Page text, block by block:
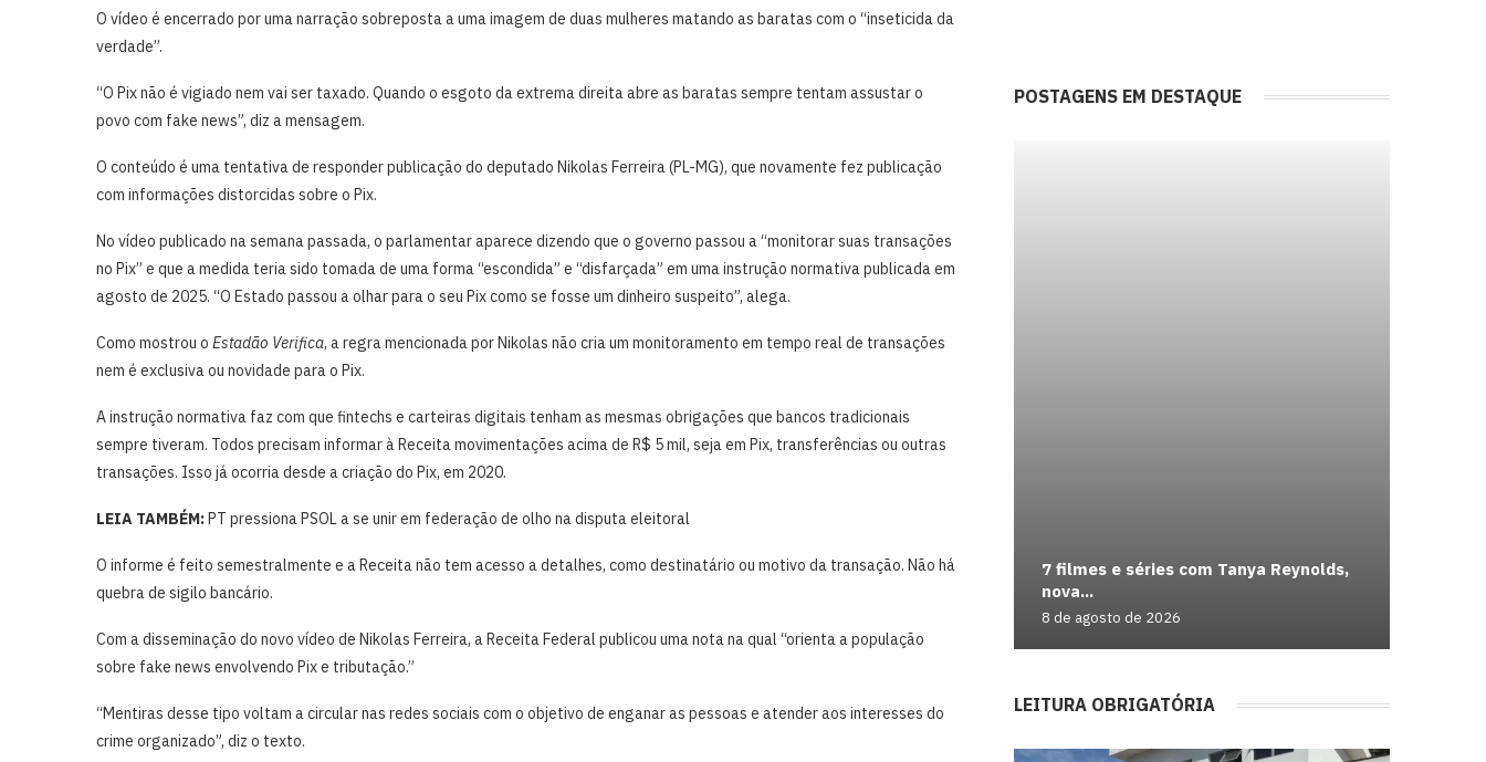
O vídeo é encerrado por uma narração sobreposta a uma imagem de duas mulheres matando as baratas com o “inseticida da
verdade”.
“O Pix não é vigiado nem vai ser taxado. Quando o esgoto da extrema direita abre as baratas sempre tentam assustar o
povo com fake news”, diz a mensagem.
O conteúdo é uma tentativa de responder publicação do deputado Nikolas Ferreira (PL-MG), que novamente fez publicação
com informações distorcidas sobre o Pix.
No vídeo publicado na semana passada, o parlamentar aparece dizendo que o governo passou a “monitorar suas transações
no Pix” e que a medida teria sido tomada de uma forma “escondida” e “disfarçada” em uma instrução normativa publicada em
agosto de 2025. “O Estado passou a olhar para o seu Pix como se fosse um dinheiro suspeito”, alega.
Como mostrou o Estadão Verifica, a regra mencionada por Nikolas não cria um monitoramento em tempo real de transações
nem é exclusiva ou novidade para o Pix.
A instrução normativa faz com que fintechs e carteiras digitais tenham as mesmas obrigações que bancos tradicionais
sempre tiveram. Todos precisam informar à Receita movimentações acima de R$ 5 mil, seja em Pix, transferências ou outras
transações. Isso já ocorria desde a criação do Pix, em 2020.
LEIA TAMBÉM:PT pressiona PSOL a se unir em federação de olho na disputa eleitoral
O informe é feito semestralmente e a Receita não tem acesso a detalhes, como destinatário ou motivo da transação. Não há
quebra de sigilo bancário.
Com a disseminação do novo vídeo de Nikolas Ferreira, a Receita Federal publicou uma nota na qual “orienta a população
sobre fake news envolvendo Pix e tributação.”
“Mentiras desse tipo voltam a circular nas redes sociais com o objetivo de enganar as pessoas e atender aos interesses do
crime organizado”, diz o texto.
POSTAGENS EM DESTAQUE
7 filmes e séries com Tanya Reynolds,
nova...
8 de agosto de 2026
LEITURA OBRIGATÓRIA